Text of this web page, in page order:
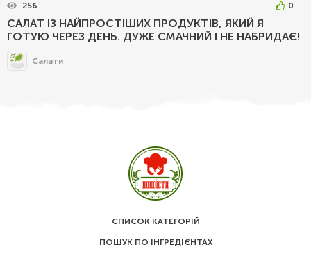
256 0
САЛАТ ІЗ НАЙПРОСТІШИХ ПРОДУКТІВ, ЯКИЙ Я
ГОТУЮ ЧЕРЕЗ ДЕНЬ. ДУЖЕ СМАЧНИЙ І НЕ НАБРИДАЄ!
Салати
СПИСОК КАТЕГОРІЙ
ПОШУК ПО ІНГРЕДІЄНТАХ